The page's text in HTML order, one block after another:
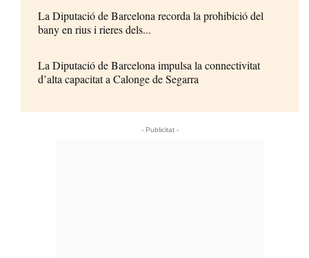
La Diputació de Barcelona recorda la prohibició del
bany en rius i rieres dels...
La Diputació de Barcelona impulsa la connectivitat
d’alta capacitat a Calonge de Segarra
- Publicitat -